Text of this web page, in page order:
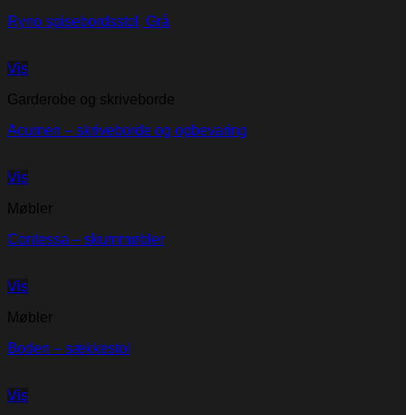
Ryno spisebordsstol, Grå
Vis
Garderobe og skriveborde
Acumen – skriveborde og opbevaring
Vis
Møbler
Contessa – skummøbler
Vis
Møbler
Boden – sækkestol
Vis